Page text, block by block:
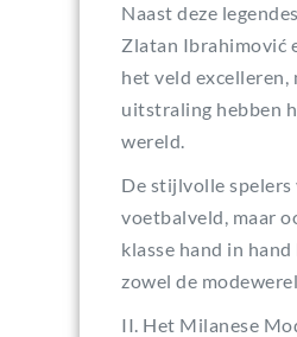
Naast deze
Zlatan Ibrahimović
het veld excelleren,
uitstraling hebben
wereld.
De stijlvolle
voetbalveld, maar
klasse hand in
zowel de
II. Het Milanese